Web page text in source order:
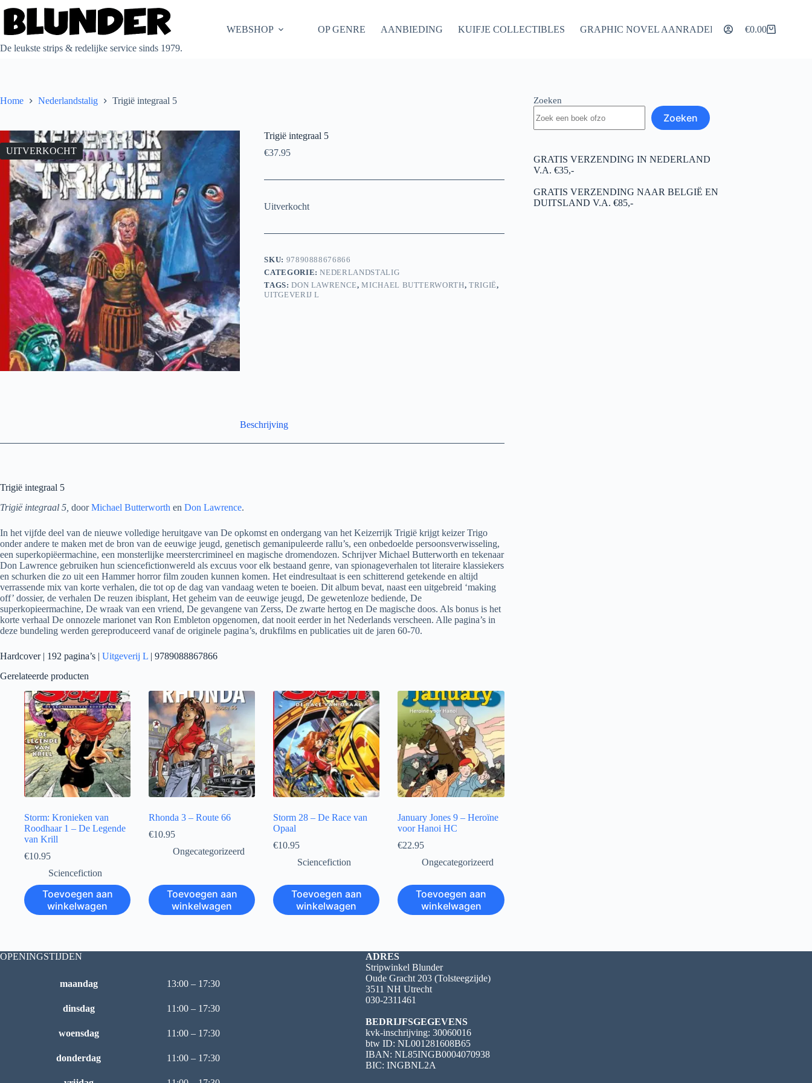
naar
inhoud
De leukste strips & redelijke service sinds 1979.
WEBSHOP OP GENRE AANBIEDING KUIFJE COLLECTIBLES GRAPHIC NOVEL AANRADERS ARTIKELEN
Winkelwagen
€0.00
Home Nederlandstalig Trigië integraal 5
UITVERKOCHT
Trigië integraal 5
€37.95
Uitverkocht
SKU: 97890888676866
CATEGORIE:NEDERLANDSTALIG
TAGS:DON LAWRENCE,MICHAEL BUTTERWORTH,TRIGIË,
UITGEVERIJ L
Beschrijving
Trigië integraal 5
Trigië integraal 5, doorMichael Butterworth en Don Lawrence.
In het vijfde deel van de nieuwe volledige heruitgave van De opkomst en ondergang van het Keizerrijk Trigië krijgt keizer Trigo
onder andere te maken met de bron van de eeuwige jeugd, genetisch gemanipuleerde rallu’s, een onbedoelde persoonsverwisseling,
een superkopiëermachine, een monsterlijke meerstercrimineel en magische dromendozen. Schrijver Michael Butterworth en tekenaar
Don Lawrence gebruiken hun sciencefictionwereld als excuus voor elk bestaand genre, van spionageverhalen tot literaire klassiekers
en schurken die zo uit een Hammer horror film zouden kunnen komen. Het eindresultaat is een schitterend getekende en altijd
verrassende mix van korte verhalen, die tot op de dag van vandaag weten te boeien. Dit album bevat, naast een uitgebreid ‘making
off’ dossier, de verhalen De reuzen ibisplant, Het geheim van de eeuwige jeugd, De gewetenloze bediende, De
superkopieermachine, De wraak van een vriend, De gevangene van Zerss, De zwarte hertog en De magische doos. Als bonus is het
korte verhaal De onnozele marionet van Ron Embleton opgenomen, dat nooit eerder in het Nederlands verscheen. Alle pagina’s in
deze bundeling werden gereproduceerd vanaf de originele pagina’s, drukfilms en publicaties uit de jaren 60-70.
Hardcover | 192 pagina’s | Uitgeverij L | 9789088867866
Gerelateerde producten
Storm: Kronieken van
Roodhaar 1 – De Legende
van Krill
€10.95
Sciencefiction
Toevoegen aan
winkelwagen
Rhonda 3 – Route 66
€10.95
Ongecategorizeerd
Toevoegen aan
winkelwagen
Storm 28 – De Race van
Opaal
€10.95
Sciencefiction
Toevoegen aan
winkelwagen
January Jones 9 – Heroïne
voor Hanoi HC
€22.95
Ongecategorizeerd
Toevoegen aan
winkelwagen
Zoeken
Zoeken
GRATIS VERZENDING IN NEDERLAND
V.A. €35,-
GRATIS VERZENDING NAAR BELGIË EN
DUITSLAND V.A. €85,-
OPENINGSTIJDEN
maandag 13:00 – 17:30
dinsdag 11:00 – 17:30
woensdag 11:00 – 17:30
donderdag 11:00 – 17:30
ADRES
Stripwinkel Blunder
Oude Gracht 203 (Tolsteegzijde)
3511 NH Utrecht
030-2311461
BEDRIJFSGEGEVENS
kvk-inschrijving: 30060016
btw ID: NL001281608B65
IBAN: NL85INGB0004070938
BIC: INGBNL2A